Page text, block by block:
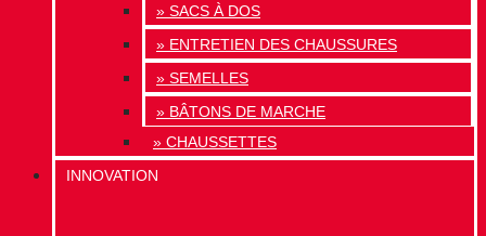
» SACS À DOS
» ENTRETIEN DES CHAUSSURES
» SEMELLES
» BÂTONS DE MARCHE
» CHAUSSETTES
INNOVATION